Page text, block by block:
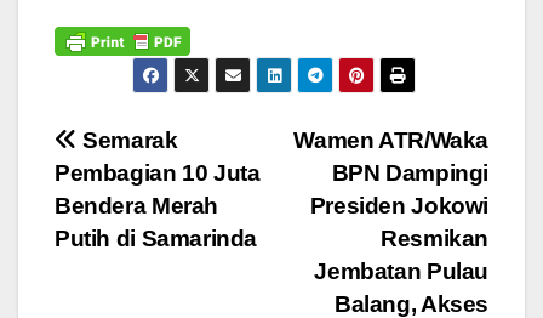
Navigasi
pos
Wamen ATR/Waka
BPN Dampingi
Presiden Jokowi
Resmikan
Jembatan Pulau
Balang, Akses
Semarak
Pembagian 10 Juta
Bendera Merah
Putih di Samarinda